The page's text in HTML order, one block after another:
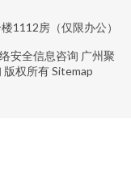
1112房（仅限办公）
安全信息咨询 广州聚
版权所有Sitemap